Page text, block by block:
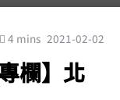
4 mins 2021-02-02
欄】北